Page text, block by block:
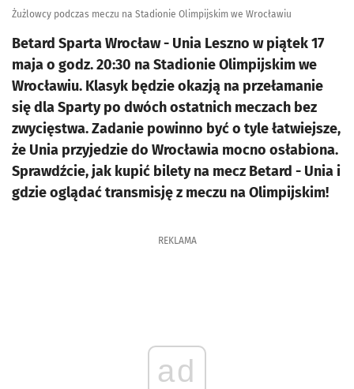
Żużlowcy podczas meczu na Stadionie Olimpijskim we Wrocławiu
Betard Sparta Wrocław - Unia Leszno w piątek 17
maja o godz. 20:30 na Stadionie Olimpijskim we
Wrocławiu. Klasyk będzie okazją na przełamanie
się dla Sparty po dwóch ostatnich meczach bez
zwycięstwa. Zadanie powinno być o tyle łatwiejsze,
że Unia przyjedzie do Wrocławia mocno osłabiona.
Sprawdźcie, jak kupić bilety na mecz Betard - Unia i
gdzie oglądać transmisję z meczu na Olimpijskim!
REKLAMA
ad